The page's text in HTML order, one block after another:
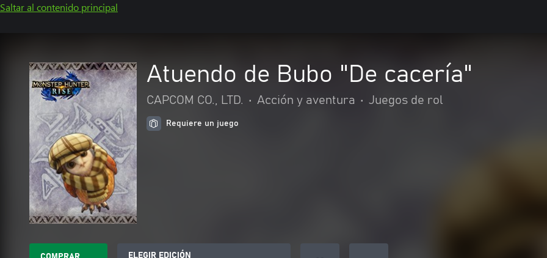
Saltar al contenido principal
Atuendo de Bubo "De cacería"
CAPCOM CO., LTD. • Acción y aventura • Juegos de rol
Requiere un juego
ELEGIR EDICIÓN